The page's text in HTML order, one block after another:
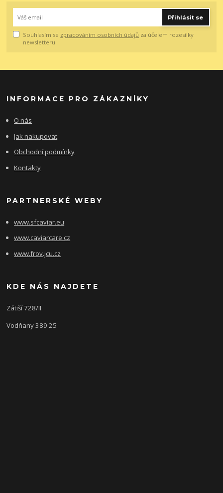
Přihlásit se
Souhlasím se zpracováním osobních údajů za účelem rozesílky
newsletteru.
INFORMACE PRO ZÁKAZNÍKY
O nás
Jak nakupovat
Obchodní podmínky
Kontakty
PARTNERSKÉ WEBY
www.sfcaviar.eu
www.caviarcare.cz
www.frov.jcu.cz
KDE NÁS NAJDETE
Zátiší 728/II
Vodňany 389 25